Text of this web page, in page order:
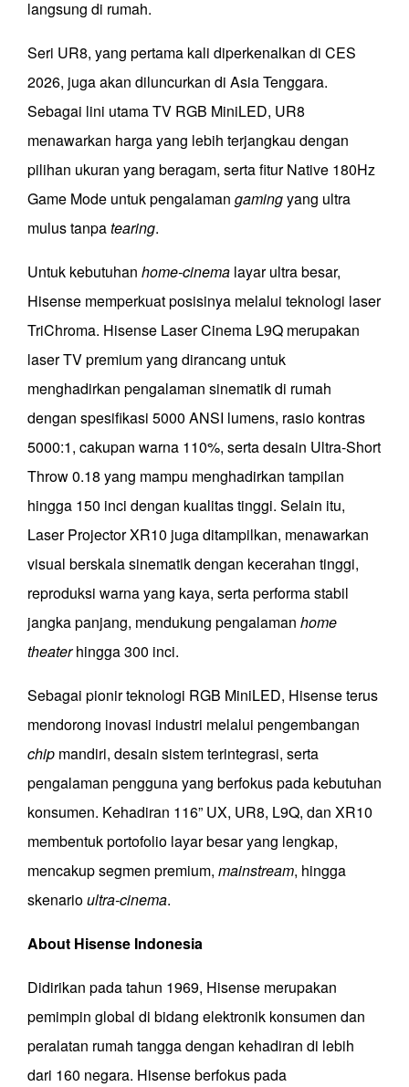
langsung di rumah.
Seri UR8, yang pertama kali diperkenalkan di CES
2026, juga akan diluncurkan di Asia Tenggara.
Sebagai lini utama TV RGB MiniLED, UR8
menawarkan harga yang lebih terjangkau dengan
pilihan ukuran yang beragam, serta fitur Native 180Hz
Game Mode untuk pengalaman gamingyang ultra
mulus tanpatearing.
Untuk kebutuhan home-cinema layar ultra besar,
Hisense memperkuat posisinya melalui teknologi laser
TriChroma. Hisense Laser Cinema L9Q merupakan
laser TV premium yang dirancang untuk
menghadirkan pengalaman sinematik di rumah
dengan spesifikasi 5000 ANSI lumens, rasio kontras
5000:1, cakupan warna 110%, serta desain Ultra-Short
Throw 0.18 yang mampu menghadirkan tampilan
hingga 150 inci dengan kualitas tinggi. Selain itu,
Laser Projector XR10 juga ditampilkan, menawarkan
visual berskala sinematik dengan kecerahan tinggi,
reproduksi warna yang kaya, serta performa stabil
jangka panjang, mendukung pengalaman home
theaterhingga 300 inci.
Sebagai pionir teknologi RGB MiniLED, Hisense terus
mendorong inovasi industri melalui pengembangan
chip mandiri, desain sistem terintegrasi, serta
pengalaman pengguna yang berfokus pada kebutuhan
konsumen. Kehadiran 116” UX, UR8, L9Q, dan XR10
membentuk portofolio layar besar yang lengkap,
mencakup segmen premium, mainstream, hingga
skenarioultra-cinema.
About Hisense Indonesia
Didirikan pada tahun 1969, Hisense merupakan
pemimpin global di bidang elektronik konsumen dan
peralatan rumah tangga dengan kehadiran di lebih
dari 160 negara. Hisense berfokus pada